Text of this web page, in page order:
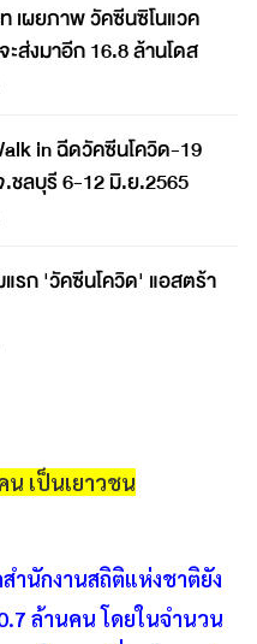
เผยภาพ วัคซีนซิโนแวค
ะส่งมาอีก 16.8 ล้านโดส
in ฉีดวัคซีนโควิด-19
ชลบุรี 6-12 มิ.ย.2565
รก 'วัคซีนโควิด' แอสตร้า
เป็นเยาวชน
ำนักงานสถิติแห่งชาติยัง
ล้านคน โดยในจำนวน